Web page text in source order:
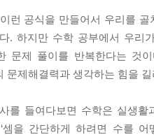
런 공식을 만들어서 우리를
. 하지만 수학 공부에서 우리
문제 풀이를 반복한다는 것
문제해결력과 생각하는 힘을
를 들여다보면 수학은 실생
셈을 간단하게 하려면 수를 어